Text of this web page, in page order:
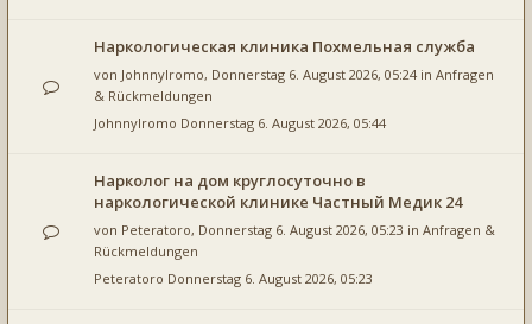
Наркологическая клиника Похмельная служба
von JohnnyIromo, Donnerstag 6. August 2026, 05:24 in Anfragen
& Rückmeldungen
JohnnyIromo Donnerstag 6. August 2026, 05:44
Нарколог на дом круглосуточно в
наркологической клинике Частный Медик 24
von Peteratoro, Donnerstag 6. August 2026, 05:23 in Anfragen &
Rückmeldungen
Peteratoro Donnerstag 6. August 2026, 05:23